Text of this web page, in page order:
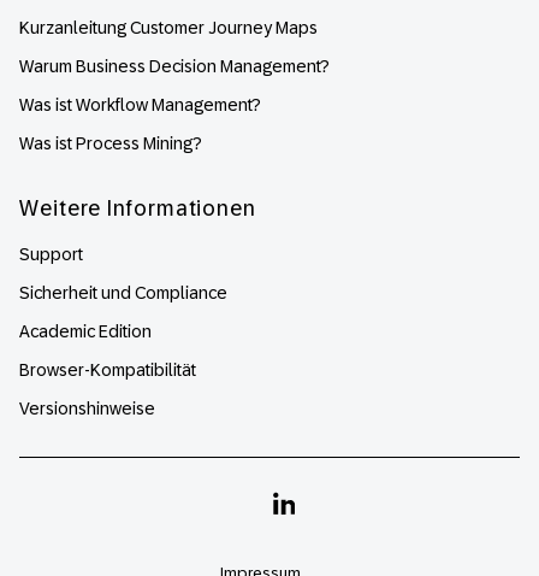
Kurzanleitung Customer Journey Maps
Warum Business Decision Management?
Was ist Workflow Management?
Was ist Process Mining?
Weitere Informationen
Support
Sicherheit und Compliance
Academic Edition
Browser-Kompatibilität
Versionshinweise
Linkedin